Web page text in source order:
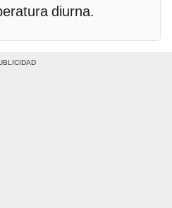
diurna.